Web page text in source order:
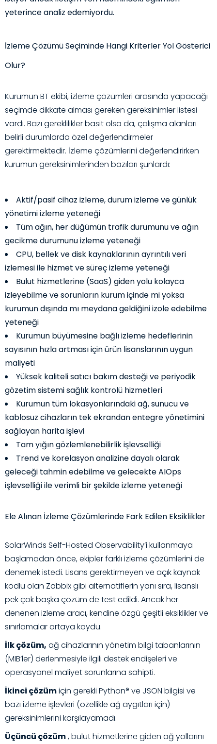
yeterince analiz edemiyordu.
İzleme Çözümü Seçiminde Hangi Kriterler Yol Gösterici
Olur?
Kurumun BT ekibi,izleme çözümleri arasında yapacağı
seçimde dikkate alması gereken gereksinimler listesi
vardı. Bazı gereklilikler basit olsa da, çalışma alanları
belirli durumlarda özel değerlendirmeler
gerektirmektedir. İzleme çözümlerini değerlendirirken
kurumun gereksinimlerinden bazıları şunlardı:
Aktif/pasif cihaz izleme, durum izleme ve günlük
yönetimi izleme yeteneği
Tüm ağın, her düğümün trafik durumunu ve ağın
gecikme durumunu izleme yeteneği
CPU, bellek ve disk kaynaklarının ayrıntılı veri
izlemesi ile hizmet ve süreç izleme yeteneği
Bulut hizmetlerine (SaaS) giden yolu kolayca
izleyebilme ve sorunların kurumiçinde mi yoksa
kurumundışında mı meydana geldiğini izole edebilme
yeteneği
Kurumun büyümesine bağlı izleme hedeflerinin
sayısının hızla artması için ürün lisanslarının uygun
maliyeti
Yüksek kaliteli satıcı bakım desteği ve periyodik
gözetim sistemi sağlık kontrolü hizmetleri
Kurumun tüm lokasyonlarındaki ağ, sunucu ve
kablosuz cihazların tek ekrandan entegre yönetimini
sağlayan harita işlevi
Tam yığın gözlemlenebilirlik işlevselliği
Trend ve korelasyon analizine dayalı olarak
geleceği tahmin edebilme ve gelecekte AIOps
işlevselliği ile verimli bir şekilde izleme yeteneği
Ele Alınan İzleme Çözümlerinde Fark Edilen Eksiklikler
SolarWinds Self-Hosted Observability’i kullanmaya
başlamadan önce, ekipler farklı izleme çözümlerini de
denemek istedi. Lisans gerektirmeyen ve açık kaynak
kodlu olan Zabbix gibi alternatiflerin yanı sıra, lisanslı
pek çok başka çözüm de test edildi. Ancak her
denenen izleme aracı, kendine özgü çeşitli eksiklikler ve
sınırlamalar ortaya koydu.
İlk çözüm, ağ cihazlarının yönetim bilgi tabanlarının
(MIB’ler) derlenmesiyle ilgili destek endişeleri ve
operasyonel maliyet sorunlarına sahipti.
İkinci çözümiçin gerekli Python® ve JSON bilgisi ve
bazı izleme işlevleri (özellikle ağ aygıtları için)
gereksinimlerini karşılayamadı.
Üçüncü çözüm, bulut hizmetlerine giden ağ yollarını